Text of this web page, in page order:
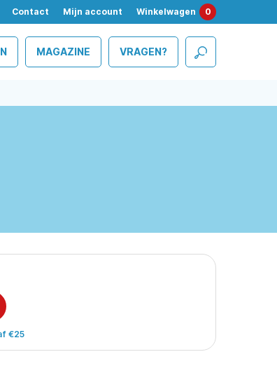
Contact Mijn account Winkelwagen 0
MAGAZINE VRAGEN?
€25